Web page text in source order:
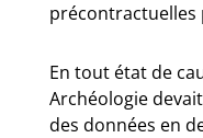
précontractuelles
En tout état de
Archéologie
des données en